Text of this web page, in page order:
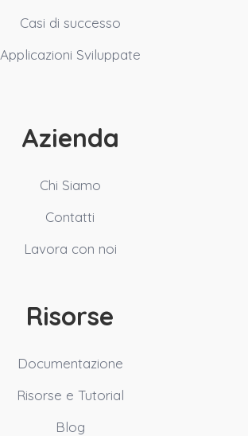
Casi di successo
Applicazioni Sviluppate
Azienda
Chi Siamo
Contatti
Lavora con noi
Risorse
Documentazione
Risorse e Tutorial
Blog